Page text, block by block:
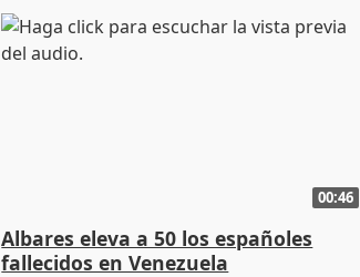
00:46
Albares eleva a 50 los españoles
fallecidos en Venezuela